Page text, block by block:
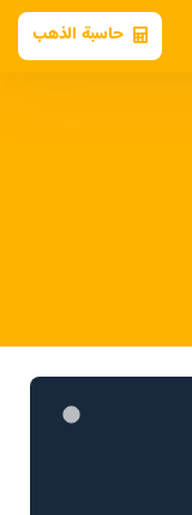
حاسبة الذهب